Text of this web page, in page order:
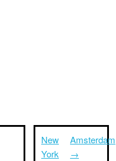
New
York
Amsterdam
→